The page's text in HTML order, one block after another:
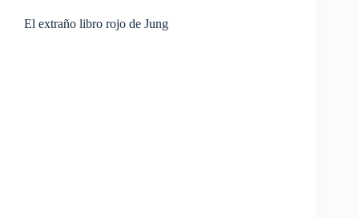
El extraño libro rojo de Jung